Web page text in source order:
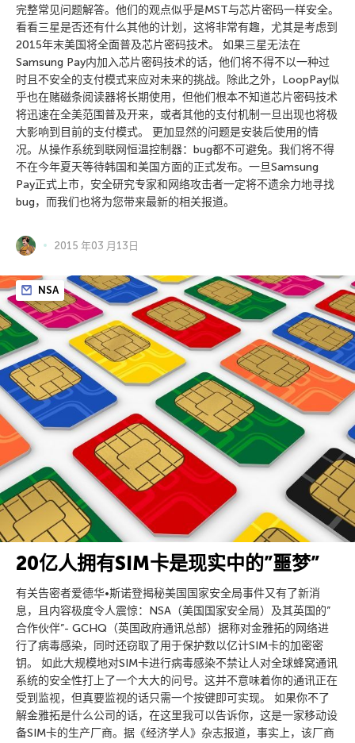
完整常见问题解答。他们的观点似乎是MST与芯片密码一样安全。
看看三星是否还有什么其他的计划，这将非常有趣，尤其是考虑到
2015年末美国将全面普及芯片密码技术。 如果三星无法在
Samsung Pay内加入芯片密码技术的话，他们将不得不以一种过
时且不安全的支付模式来应对未来的挑战。除此之外，LoopPay似
乎也在赌磁条阅读器将长期使用，但他们根本不知道芯片密码技术
将迅速在全美范围普及开来，或者其他的支付机制一旦出现也将极
大影响到目前的支付模式。 更加显然的问题是安装后使用的情
况。从操作系统到联网恒温控制器：bug都不可避免。我们将不得
不在今年夏天等待韩国和美国方面的正式发布。一旦Samsung
Pay正式上市，安全研究专家和网络攻击者一定将不遗余力地寻找
bug，而我们也将为您带来最新的相关报道。
2015 年03 月13日
NSA
20亿人拥有SIM卡是现实中的”噩梦”
有关告密者爱德华•斯诺登揭秘美国国家安全局事件又有了新消
息，且内容极度令人震惊：NSA（美国国家安全局）及其英国的”
合作伙伴”- GCHQ（英国政府通讯总部）据称对金雅拓的网络进
行了病毒感染，同时还窃取了用于保护数以亿计SIM卡的加密密
钥。 如此大规模地对SIM卡进行病毒感染不禁让人对全球蜂窝通讯
系统的安全性打上了一个大大的问号。这并不意味着你的通讯正在
受到监视，但真要监视的话只需一个按键即可实现。 如果你不了
解金雅拓是什么公司的话，在这里我可以告诉你，这是一家移动设
备SIM卡的生产厂商。据《经济学人》杂志报道，事实上，该厂商